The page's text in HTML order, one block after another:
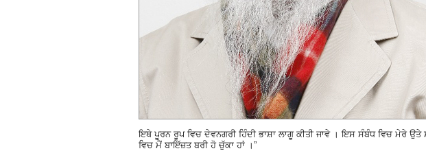
ਇਥੇ ਪੂਰਨ ਰੂਪ ਵਿਚ ਦੇਵਨਗਰੀ ਹਿੰਦੀ ਭਾਸ਼ਾ ਲਾਗੂ ਕੀਤੀ ਜਾਵੇ । ਇਸ ਸੰਬੰਧ ਵਿਚ ਮੇਰੇ ਉਤੇ
ਵਿਚ ਮੈਂ ਬਾਇੱਜ਼ਤ ਬਰੀ ਹੋ ਚੁੱਕਾ ਹਾਂ ।”